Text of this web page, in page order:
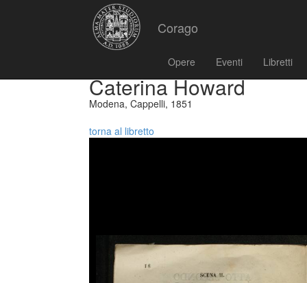
Corago
Opere Eventi Libretti
Caterina Howard
Modena, Cappelli, 1851
torna al libretto